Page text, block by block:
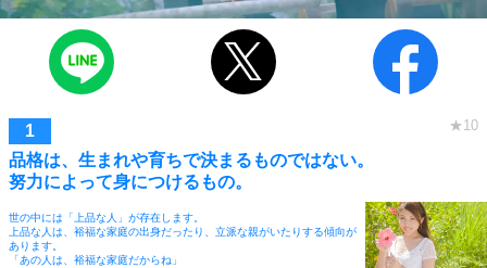
品格は、生まれや育ちで決まるものではない。
努力によって身につけるもの。
世の中には「上品な人」が存在します。
上品な人は、裕福な家庭の出身だったり、立派な親がいたりする傾向が
あります。
「あの人は、裕福な家庭だからね」